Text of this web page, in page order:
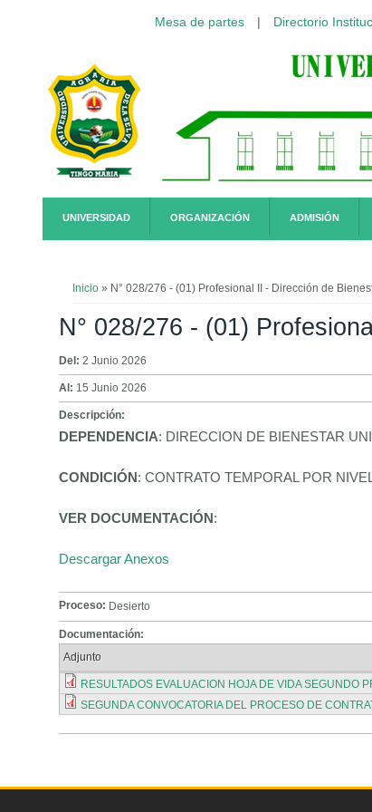
Mesa de partes | Directorio
UNIVERSIDAD ORGANIZACIÓN ADMISIÓN
Inicio » N° 028/276 - (01) Profesional II - Dirección de
N° 028/276 - (01)
Del:2 Junio 2026
Al: 15 Junio 2026
Descripción:
DEPENDENCIA: DIRECCION DE BIENESTAR
CONDICIÓN: CONTRATO TEMPORAL POR
VER DOCUMENTACIÓN:
Descargar Anexos
Proceso: Desierto
Documentación:
Adjunto
RESULTADOS EVALUACION HOJA DE VIDA SEGUNDO
SEGUNDA CONVOCATORIA DEL PROCESO DE